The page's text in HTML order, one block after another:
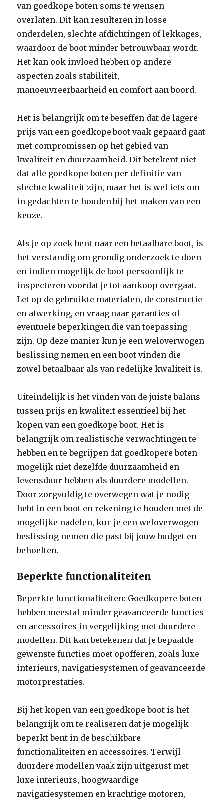
van goedkope boten soms te wensen
overlaten. Dit kan resulteren in losse
onderdelen, slechte afdichtingen of lekkages,
waardoor de boot minder betrouwbaar wordt.
Het kan ook invloed hebben op andere
aspecten zoals stabiliteit,
manoeuvreerbaarheid en comfort aan boord.
Het is belangrijk om te beseffen dat de lagere
prijs van een goedkope boot vaak gepaard gaat
met compromissen op het gebied van
kwaliteit en duurzaamheid. Dit betekent niet
dat alle goedkope boten per definitie van
slechte kwaliteit zijn, maar het is wel iets om
in gedachten te houden bij het maken van een
keuze.
Als je op zoek bent naar een betaalbare boot, is
het verstandig om grondig onderzoek te doen
en indien mogelijk de boot persoonlijk te
inspecteren voordat je tot aankoop overgaat.
Let op de gebruikte materialen, de constructie
en afwerking, en vraag naar garanties of
eventuele beperkingen die van toepassing
zijn. Op deze manier kun je een weloverwogen
beslissing nemen en een boot vinden die
zowel betaalbaar als van redelijke kwaliteit is.
Uiteindelijk is het vinden van de juiste balans
tussen prijs en kwaliteit essentieel bij het
kopen van een goedkope boot. Het is
belangrijk om realistische verwachtingen te
hebben en te begrijpen dat goedkopere boten
mogelijk niet dezelfde duurzaamheid en
levensduur hebben als duurdere modellen.
Door zorgvuldig te overwegen wat je nodig
hebt in een boot en rekening te houden met de
mogelijke nadelen, kun je een weloverwogen
beslissing nemen die past bij jouw budget en
behoeften.
Beperkte functionaliteiten
Beperkte functionaliteiten: Goedkopere boten
hebben meestal minder geavanceerde functies
en accessoires in vergelijking met duurdere
modellen. Dit kan betekenen dat je bepaalde
gewenste functies moet opofferen, zoals luxe
interieurs, navigatiesystemen of geavanceerde
motorprestaties.
Bij het kopen van een goedkope boot is het
belangrijk om te realiseren dat je mogelijk
beperkt bent in de beschikbare
functionaliteiten en accessoires. Terwijl
duurdere modellen vaak zijn uitgerust met
luxe interieurs, hoogwaardige
navigatiesystemen en krachtige motoren,